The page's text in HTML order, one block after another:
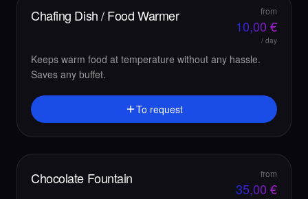
Chafing Dish / Food Warmer from
10,00 €
/ day
Keeps warm food at temperature without any hassle.
Saves any buffet.
To request
Chocolate Fountain from
35,00 €